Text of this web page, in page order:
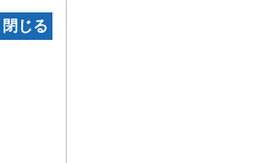
‐ 閉じる